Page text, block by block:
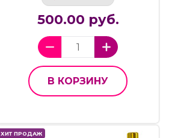
500.00 руб.
В КОРЗИНУ
ХИТ ПРОДАЖ